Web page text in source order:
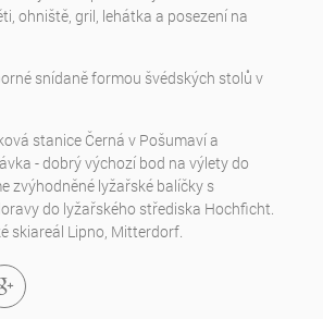
ohniště, gril, lehátka a posezení na
snídaně formou švédských stolů v
stanice Černá v Pošumaví a
- dobrý výchozí bod na výlety do
zvýhodněné lyžařské balíčky s
do lyžařského střediska Hochficht.
skiareál Lipno, Mitterdorf.